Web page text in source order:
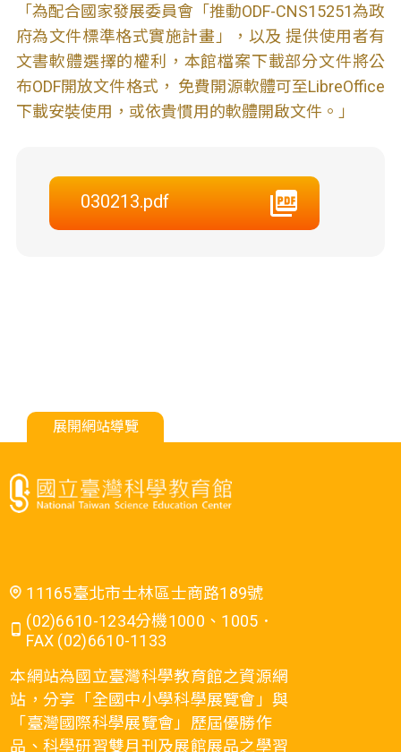
「為配合國家發展委員會「推動ODF-CNS15251為政
府為文件標準格式實施計畫」，以及 提供使用者有
文書軟體選擇的權利，本館檔案下載部分文件將公
布ODF開放文件格式， 免費開源軟體可至LibreOffice
下載安裝使用，或依貴慣用的軟體開啟文件。」
030213.pdf
展開網站導覽
11165臺北市士林區士商路189號
(02)6610-1234分機1000、1005．
FAX (02)6610-1133
本網站為國立臺灣科學教育館之資源網
站，分享「全國中小學科學展覽會」與
「臺灣國際科學展覽會」歷屆優勝作
品、科學研習雙月刊及展館展品之學習